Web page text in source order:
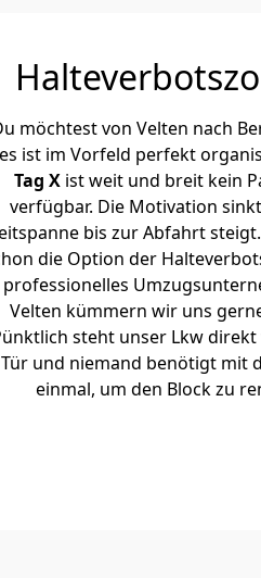
möchtest von Velten nach
ist im Vorfeld perfekt
Tag Xist weit und breit kein
verfügbar. Die Motivation
bis zur Abfahrt
die Option der
professionelles
Velten kümmern wir uns
steht unser Lkw
Tür und niemand benötigt mit
einmal, um den Block zu